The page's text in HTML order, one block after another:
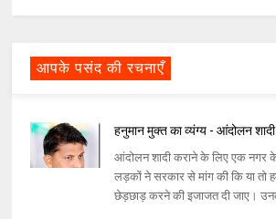
आपके पसंद की रचनाएँ
हनुमान मुक्त का व्यंग्य - आंदोलन
आंदोलन शादी कराने के लिए एक नगर
लड़कों ने सरकार से मांग की कि या तो
छेड़छाड़ करने की इजाजत दी जाए।